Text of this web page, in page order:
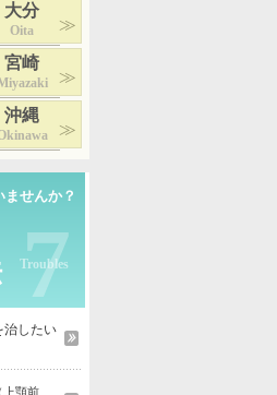
大分
Oita
宮崎
沖縄
せんか？
7
治したい
上顎前